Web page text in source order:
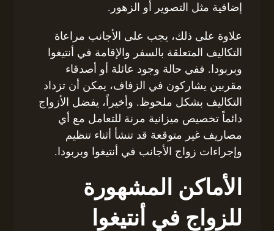
إضافية مثل التصوير أو الزهور.
علاوة على ذلك، يجب على الأجانب مراعاة
التكاليف المتعلقة بالسفر والإقامة في أنتيغوا
وبربودا. ففي حالة وجود عائلة أو أصدقاء
مقربين يشاركون في الزفاف، يمكن أن تزداد
التكاليف بشكل ملحوظ. وأخيراً، يفضل الأزواج
دائماً تخصيص ميزانية مرنة للتعامل مع أي
مصاريف غير متوقعة قد تنشأ أثناء تنظيم
وإجراءات زواج الأجانب في أنتيغوا وبربودا.
الأماكن المشهورة
للزواج في أنتيغوا